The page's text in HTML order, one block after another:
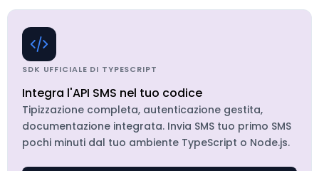
SDK UFFICIALE DI TYPESCRIPT
Integra l'API SMS nel tuo codice
Tipizzazione completa, autenticazione gestita,
documentazione integrata. Invia SMS tuo primo SMS
pochi minuti dal tuo ambiente TypeScript o Node.js.